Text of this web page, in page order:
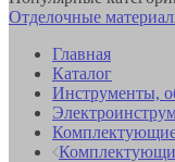
Отделочные
Главная
Каталог
Инструменты,
Комплектующие